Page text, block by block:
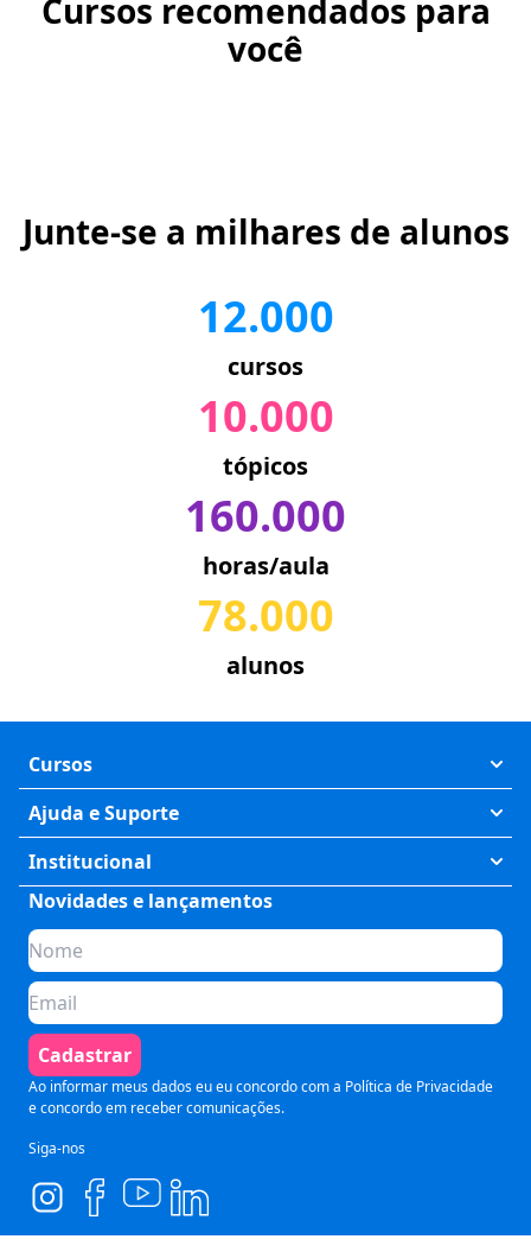
Cursos recomendados para
você
Junte-se a milhares de alunos
12.000
cursos
10.000
tópicos
160.000
horas/aula
78.000
alunos
Cursos
Exatas
Humanas
Saúde
Tecnologia
Preparatórios
Comunicação
Pós Graduação
Ajuda e Suporte
Meus Cursos
Fale Conosco
Perguntas Frequentes
Formas de Pagamento
Política de Cancelamento
Termos de Uso
Segurança e Privacidade
Institucional
Quem somos
Planos de assinatura
Para Empresas
Seja um parceiro
Blog
Novidades e lançamentos
Cadastrar
Ao informar meus dados eu eu concordo com a Política de Privacidade
e concordo em receber comunicações.
Siga-nos